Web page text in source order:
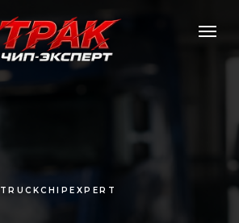
TRUCKCHIPEXPERT